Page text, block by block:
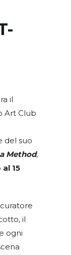
il
Art Club
del suo
Method,
15
il
ogni